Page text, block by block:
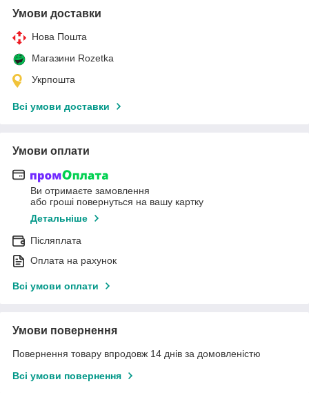
Умови доставки
Нова Пошта
Магазини Rozetka
Укрпошта
Всі умови доставки
Умови оплати
Ви отримаєте замовлення
або гроші повернуться на вашу картку
Детальніше
Післяплата
Оплата на рахунок
Всі умови оплати
Умови повернення
Повернення товару впродовж 14 днів за домовленістю
Всі умови повернення